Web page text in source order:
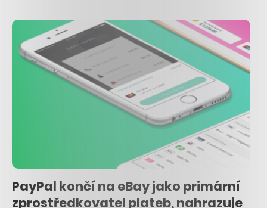
PayPal končí na eBay jako primární
zprostředkovatel plateb, nahrazuje